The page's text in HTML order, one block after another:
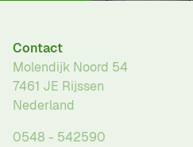
Contact
Molendijk Noord 54
7461 JE Rijssen
Nederland
0548 - 542590